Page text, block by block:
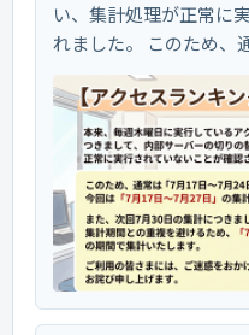
い、集計処理が正常に
れました。 このため、